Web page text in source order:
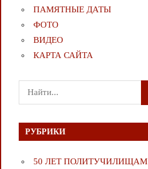
ПАМЯТНЫЕ ДАТЫ
ФОТО
ВИДЕО
КАРТА САЙТА
Поиск
для:
РУБРИКИ
50 ЛЕТ ПОЛИТУЧИЛИЩАМ